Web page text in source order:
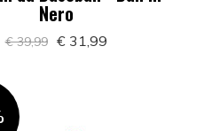
Nero
€ 39,99 € 31,99